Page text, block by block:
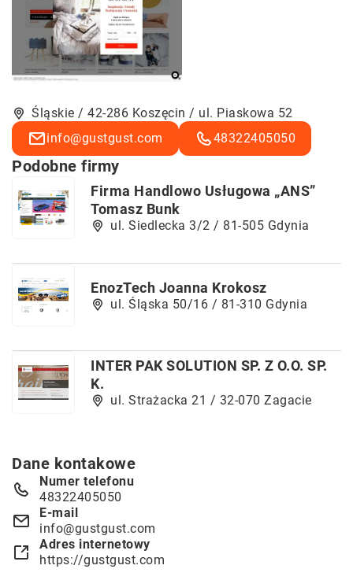
Śląskie / 42-286 Koszęcin / ul. Piaskowa 52
info@gustgust.com
48322405050
Podobne firmy
Firma Handlowo Usługowa „ANS”
Tomasz Bunk
ul. Siedlecka 3/2 / 81-505 Gdynia
EnozTech Joanna Krokosz
ul. Śląska 50/16 / 81-310 Gdynia
INTER PAK SOLUTION SP. Z O.O. SP.
K.
ul. Strażacka 21 / 32-070 Zagacie
Dane kontakowe
Numer telefonu
48322405050
E-mail
info@gustgust.com
Adres internetowy
https://gustgust.com